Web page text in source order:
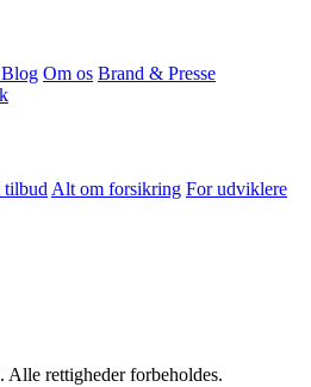
Om os Brand & Presse
tilbud Alt om forsikring For udviklere
rettigheder forbeholdes.